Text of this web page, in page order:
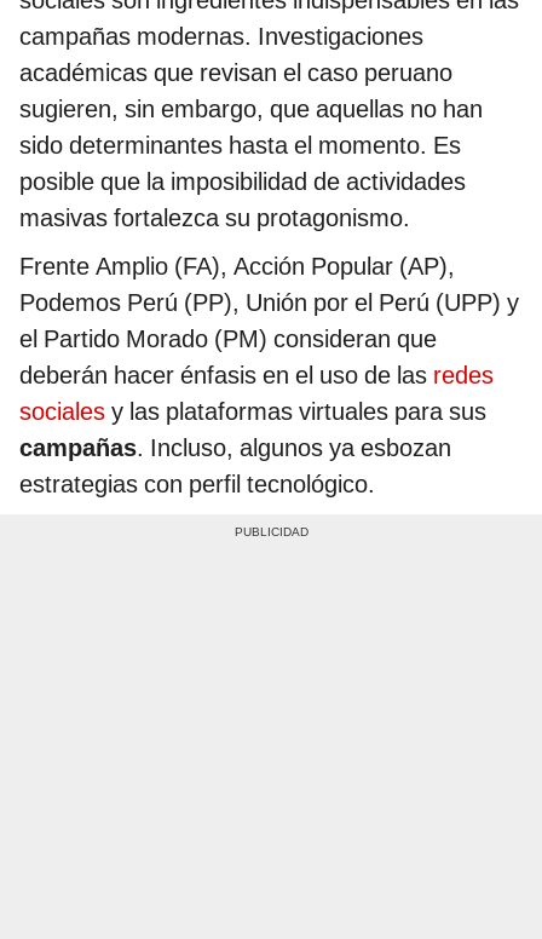
campañas modernas. Investigaciones
académicas que revisan el caso peruano
sugieren, sin embargo, que aquellas no han
sido determinantes hasta el momento. Es
posible que la imposibilidad de actividades
masivas fortalezca su protagonismo.
Frente Amplio (FA), Acción Popular (AP),
Podemos Perú (PP), Unión por el Perú (UPP) y
el Partido Morado (PM) consideran que
deberán hacer énfasis en el uso de las redes
sociales y las plataformas virtuales para sus
campañas. Incluso, algunos ya esbozan
estrategias con perfil tecnológico.